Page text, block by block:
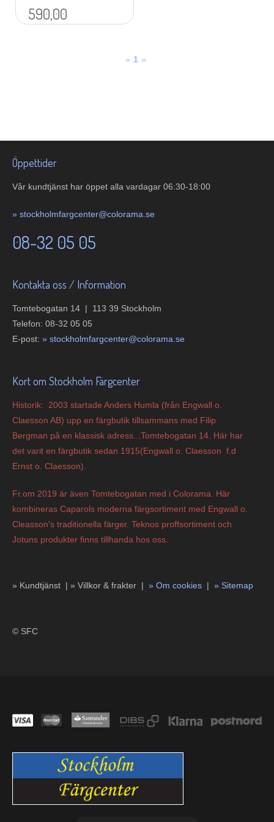
590,00
« 1 »
Öppettider
Vår kundtjänst har öppet alla vardagar 06:30-18:00
» stockholmfargcenter@colorama.se
08-32 05 05
Kontakta oss / Information
Tomtebogatan 14 | 113 39 Stockholm
Telefon: 08-32 05 05
E-post: » stockholmfargcenter@colorama.se
Kort om Stockholm Färgcenter
Historik: 2003 startade Anders Humla (från Engwall o.
Claesson AB) upp en färgbutik tillsammans med Filip
Bergman på en klassisk adress...Tomtebogatan 14. Här har
det varit en färgbutik sedan 1915(Engwall o. Claesson f.d
Ernst o. Claesson).
Fr.om 2019 är även Tomtebogatan med i Colorama. Här
kombineras Caparols moderna färgsortiment med Engwall o.
Cleasson's traditionella färger. Teknos proffsortiment och
Jotuns produkter finns tillhanda hos oss.
» Kundtjänst | » Villkor & frakter | » Om cookies | » Sitemap
© SFC